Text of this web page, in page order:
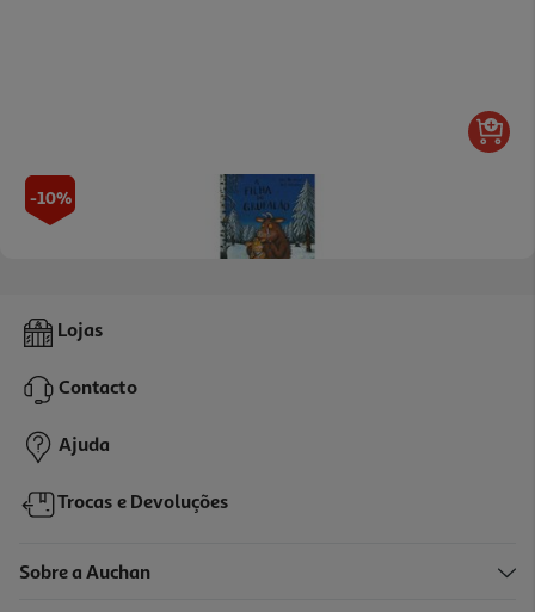
-10%
Livro A Filha Do Grufalão
13,90 € PVP de editor
12,51 €
Lojas
Contacto
Ajuda
Trocas e Devoluções
Sobre a Auchan